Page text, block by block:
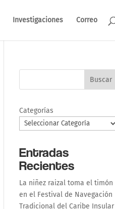
Investigaciones Correo
Buscar
Categorías
Entradas
Recientes
La niñez raizal toma el timón
en el Festival de Navegación
Tradicional del Caribe Insular